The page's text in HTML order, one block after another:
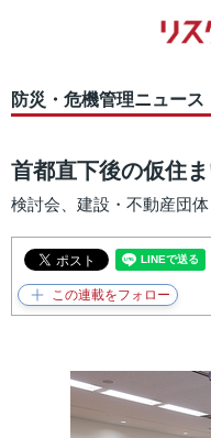
防災・危機管理ニュース
首都直下後の仮住
検討会、建設・不動産団